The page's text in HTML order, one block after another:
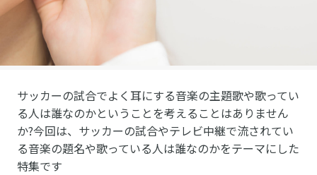
サッカーの試合でよく耳にする音楽の主題歌や歌ってい
る人は誰なのかということを考えることはありません
か?今回は、サッカーの試合やテレビ中継で流されてい
る音楽の題名や歌っている人は誰なのかをテーマにした
特集です